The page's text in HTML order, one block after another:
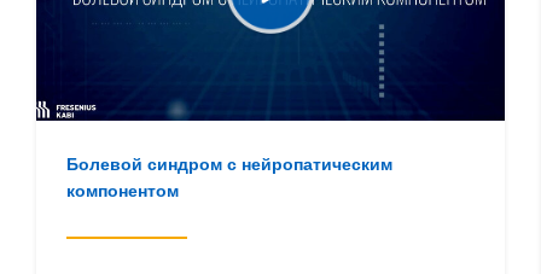
Болевой синдром с нейропатическим
компонентом